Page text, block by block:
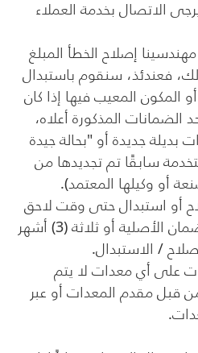
الاتصال بخدمة العملاء
إصلاح الخطأ المبلغ
فعندئذ، سنقوم باستبدال
المكون المعيب فيها إذا كان
المذكورة أعلاه،
بديلة جديدة أو "بحالة جيدة
سابقًا تم تجديدها من
أو وكيلها المعتمد).
أو استبدال حتى وقت لاحق
من نهاية فترة الضمان الأصلية أو ثلاثة (3) أشهر
/ الاستبدال.
على أي معدات لا يتم
قبل مقدم المعدات أو عبر